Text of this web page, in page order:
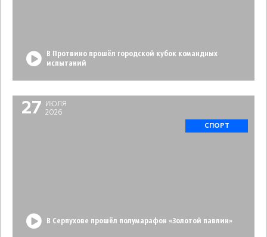
В Протвино прошёл городской кубок командных
испытаний
27
ИЮЛЯ
2026
СПОРТ
В Серпухове прошёл полумарафон «Золотой павлин»